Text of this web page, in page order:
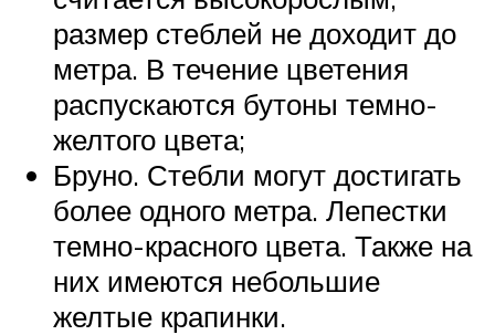
размер стеблей не доходит до
метра. В течение цветения
распускаются бутоны темно-
желтого цвета;
Бруно. Стебли могут достигать
более одного метра. Лепестки
темно-красного цвета. Также на
них имеются небольшие
желтые крапинки.